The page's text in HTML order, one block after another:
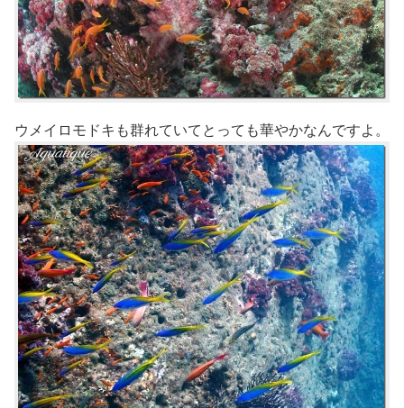
ウメイロモドキも群れていてとっても華やかなんですよ。